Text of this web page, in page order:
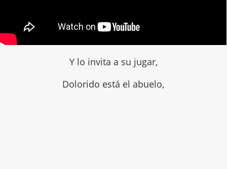
Y lo invita a su jugar,
Dolorido está el abuelo,